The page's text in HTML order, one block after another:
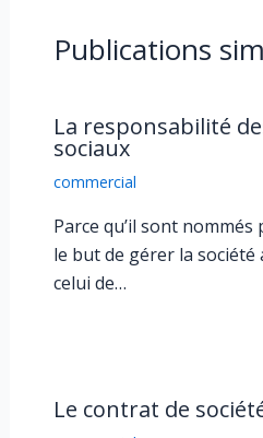
Publications
La responsabilité
sociaux
commercial
Parce qu’il sont nommés
le but de gérer la
celui de…
Le contrat de